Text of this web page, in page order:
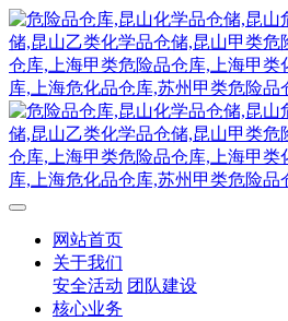
网站首页
关于我们
安全活动 团队建设
核心业务